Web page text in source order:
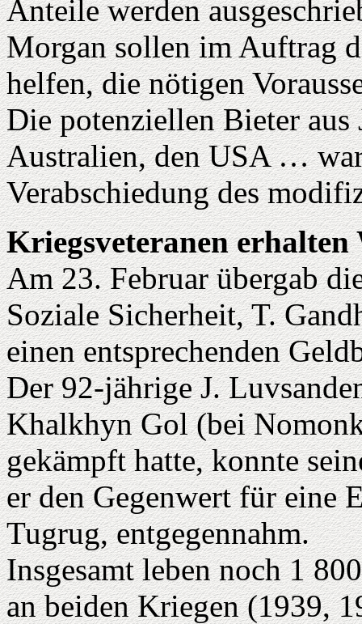
Anteile werden
Morgan sollen im Auftrag
helfen, die nötigen
Die potenziellen Bieter aus
Australien, den USA …
Verabschiedung des
Kriegsveteranen erhalten
Am 23. Februar übergab
Soziale Sicherheit, T.
einen entsprechenden
Der 92-jährige J.
Khalkhyn Gol (bei
gekämpft hatte, konnte
er den Gegenwert für eine
Tugrug, entgegennahm.
Insgesamt leben noch 1
an beiden Kriegen (1939,